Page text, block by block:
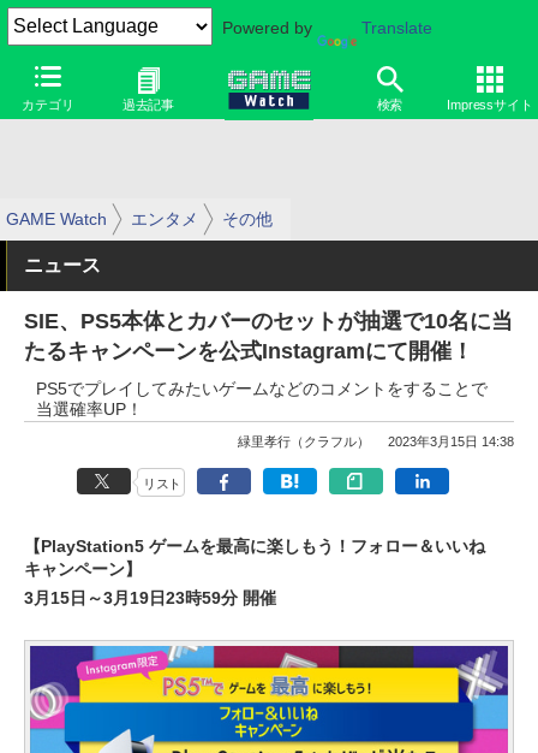
Powered by Translate
カテゴリ 過去記事 検索 Impressサイト
GAME Watch エンタメ その他
ニュース
SIE、PS5本体とカバーのセットが抽選で10名に当
たるキャンペーンを公式Instagramにて開催！
PS5でプレイしてみたいゲームなどのコメントをすることで
当選確率UP！
緑里孝行（クラフル） 2023年3月15日 14:38
リスト
【PlayStation5 ゲームを最高に楽しもう！フォロー＆いいね
キャンペーン】
3月15日～3月19日23時59分 開催